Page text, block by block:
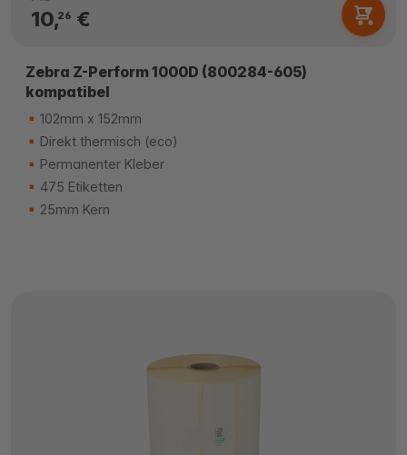
10,26 €
Zebra Z-Perform 1000D (800284-605)
kompatibel
102mm x 152mm
Direkt thermisch (eco)
Permanenter Kleber
475 Etiketten
25mm Kern